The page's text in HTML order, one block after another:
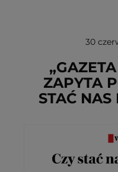
USUŃ ZE SCHOWKA
30
ZAPYTA
STAĆ